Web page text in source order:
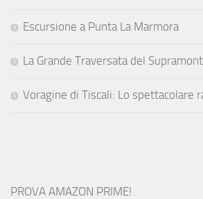
Escursione a Punta La Marmora
La Grande Traversata del
Voragine di Tiscali: Lo spettacolare
PROVA AMAZON PRIME!